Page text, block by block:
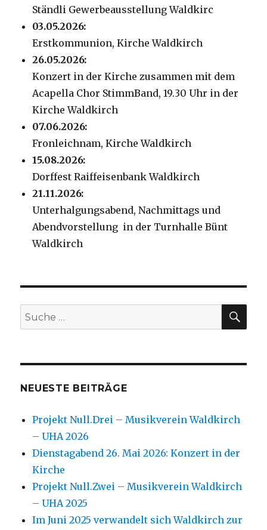
Ständli Gewerbeausstellung Waldkirc
03.05.2026:
Erstkommunion, Kirche Waldkirch
26.05.2026:
Konzert in der Kirche zusammen mit dem
Acapella Chor StimmBand, 19.30 Uhr in der
Kirche Waldkirch
07.06.2026:
Fronleichnam, Kirche Waldkirch
15.08.2026:
Dorffest Raiffeisenbank Waldkirch
21.11.2026:
Unterhalgungsabend, Nachmittags und
Abendvorstellung in der Turnhalle Bünt
Waldkirch
Suche
nach:
NEUESTE BEITRÄGE
Projekt Null.Drei – Musikverein Waldkirch
– UHA 2026
Dienstagabend 26. Mai 2026: Konzert in der
Kirche
Projekt Null.Zwei – Musikverein Waldkirch
– UHA 2025
Im Juni 2025 verwandelt sich Waldkirch zur